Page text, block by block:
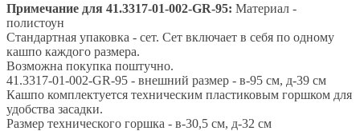
Примечание для 41.3317-01-002-GR-95: Материал -
полистоун
Стандартная упаковка - сет. Сет включает в себя по одному
кашпо каждого размера.
Возможна покупка поштучно.
41.3317-01-002-GR-95 - внешний размер - в-95 см, д-39 см
Кашпо комплектуется техническим пластиковым горшком для
удобства засадки.
Размер технического горшка - в-30,5 см, д-32 см